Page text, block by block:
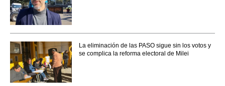
La eliminación de las PASO sigue sin los votos y
se complica la reforma electoral de Milei